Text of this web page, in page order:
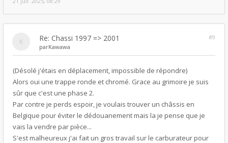
Re: Chassi 1997 => 2001
#9
parKawawa
(Désolé j'étais en déplacement, impossible de répondre)
Alors oui une trappe ronde et chromé. Grace au grimoire je suis
sûr que c'est une phase 2.
Par contre je perds espoir, je voulais trouver un châssis en
Belgique pour éviter le dédouanement mais la je pense que je
vais la vendre par pièce...
S'est malheureux j'ai fait un gros travail sur le carburateur pour